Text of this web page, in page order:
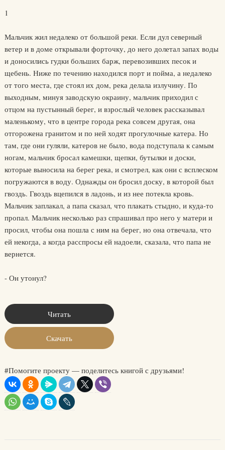
1
Мальчик жил недалеко от большой реки. Если дул северный
ветер и в доме открывали форточку, до него долетал запах воды
и доносились гудки больших барж, перевозивших песок и
щебень. Ниже по течению находился порт и пойма, а недалеко
от того места, где стоял их дом, река делала излучину. По
выходным, минуя заводскую окраину, мальчик приходил с
отцом на пустынный берег, и взрослый человек рассказывал
маленькому, что в центре города река совсем другая, она
отгорожена гранитом и по ней ходят прогулочные катера. Но
там, где они гуляли, катеров не было, вода подступала к самым
ногам, мальчик бросал камешки, щепки, бутылки и доски,
которые выносила на берег река, и смотрел, как они с всплеском
погружаются в воду. Однажды он бросил доску, в которой был
гвоздь. Гвоздь вцепился в ладонь, и из нее потекла кровь.
Мальчик заплакал, а папа сказал, что плакать стыдно, и куда-то
пропал. Мальчик несколько раз спрашивал про него у матери и
просил, чтобы она пошла с ним на берег, но она отвечала, что
ей некогда, а когда расспросы ей надоели, сказала, что папа не
вернется.
- Он утонул?
Читать
Скачать
#Помогите проекту — поделитесь книгой с друзьями!